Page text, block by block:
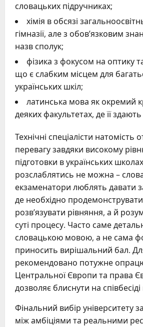
словацьких підручниках;
хімія в обсязі
гімназії, але з обов’язковим
назв сполук;
фізика з фокусом на оптику
що є слабким місцем для
українських шкіл;
латинська мова як окремий
деяких факультетах, де її
Технічні спеціалісти натомість
перевагу завдяки високому
підготовки в українських
розслаблятись не можна –
екзаменатори люблять давати
де необхідно
розв’язувати рівняння, а й
суті процесу. Часто саме
словацькою мовою, а не сама
приносить вирішальний бал.
рекомендовано потужне
Центральної Європи та права
дозволяє блиснути на
Фінальний вибір університету
між амбіціями та реальними